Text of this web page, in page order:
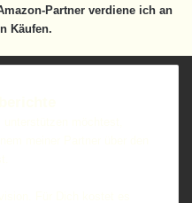
Partner verdiene ich an
Käufen.